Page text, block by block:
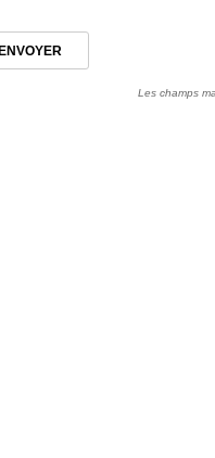
Les champs